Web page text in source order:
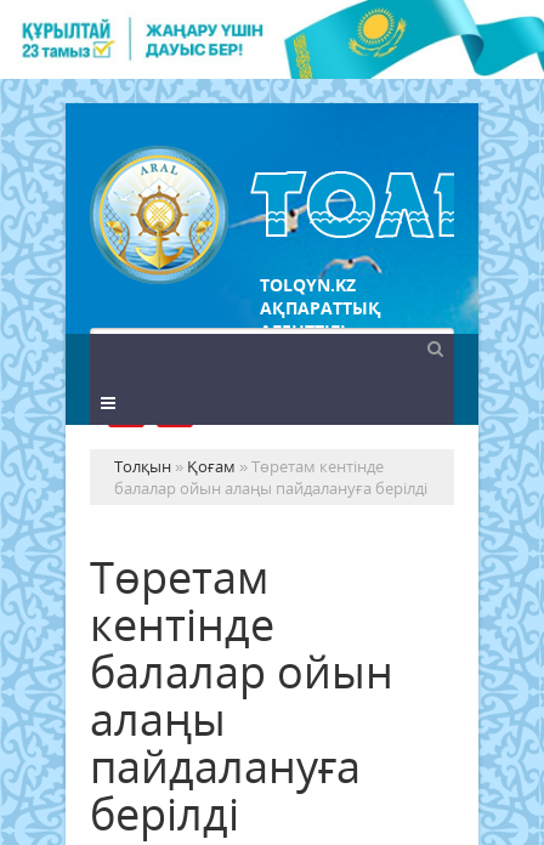
TOLQYN.KZ
АҚПАРАТТЫҚ
АГЕНТТІГІ
Толқын » Қоғам » Төретам кентінде
балалар ойын алаңы пайдалануға берілді
Төретам
кентінде
балалар ойын
алаңы
пайдалануға
берілді